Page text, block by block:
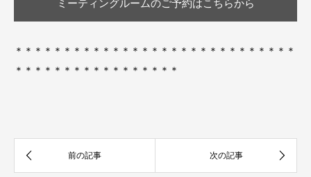
ミーティングルームのご予約はこちらから
＊＊＊＊＊＊＊＊＊＊＊＊＊＊＊＊＊＊＊＊＊＊＊＊＊＊＊＊＊
＊＊＊＊＊＊＊＊＊＊＊＊＊＊＊＊＊